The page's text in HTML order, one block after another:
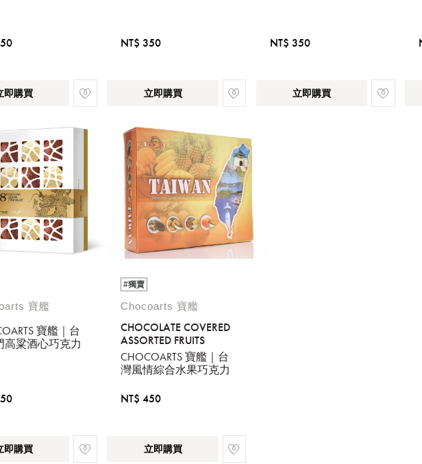
即購買
NT$ 350
立即購買
NT$ 350
立即購買
寶艦
寶艦｜台
高粱酒心巧克力
即購買
#獨賣
Chocoarts 寶艦
CHOCOLATE COVERED
ASSORTED FRUITS
CHOCOARTS 寶艦｜台
灣風情綜合水果巧克力
NT$ 450
立即購買